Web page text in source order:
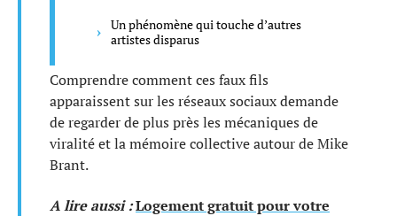
Un phénomène qui touche d’autres
artistes disparus
Comprendre comment ces faux fils
apparaissent sur les réseaux sociaux demande
de regarder de plus près les mécaniques de
viralité et la mémoire collective autour de Mike
Brant.
A lire aussi :Logement gratuit pour votre